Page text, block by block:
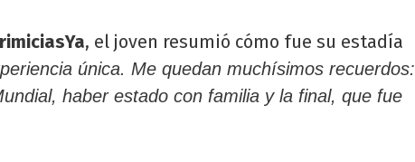
, el joven resumió cómo fue su estadía
única. Me quedan muchísimos recuerdos:
haber estado con familia y la final, que fue